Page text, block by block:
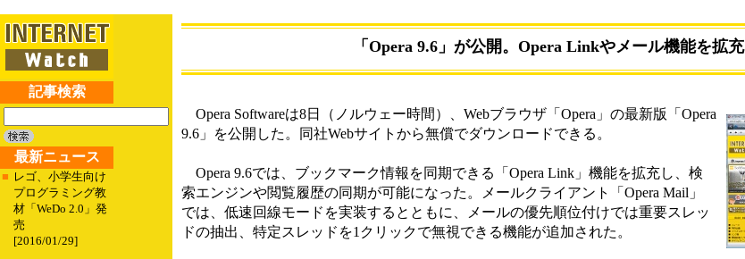
記事検索
最新ニュース
■ レゴ、小学生向け
プログラミング教
材「WeDo 2.0」発
売
[2016/01/29]
「Opera 9.6」が公開。Opera Linkやメール機能を拡充
Opera Softwareは8日（ノルウェー時間）、Webブラウザ「Opera」の最新版「Opera
9.6」を公開した。同社Webサイトから無償でダウンロードできる。
Opera 9.6では、ブックマーク情報を同期できる「Opera Link」機能を拡充し、検
索エンジンや閲覧履歴の同期が可能になった。メールクライアント「Opera Mail」
では、低速回線モードを実装するとともに、メールの優先順位付けでは重要スレッ
ドの抽出、特定スレッドを1クリックで無視できる機能が追加された。